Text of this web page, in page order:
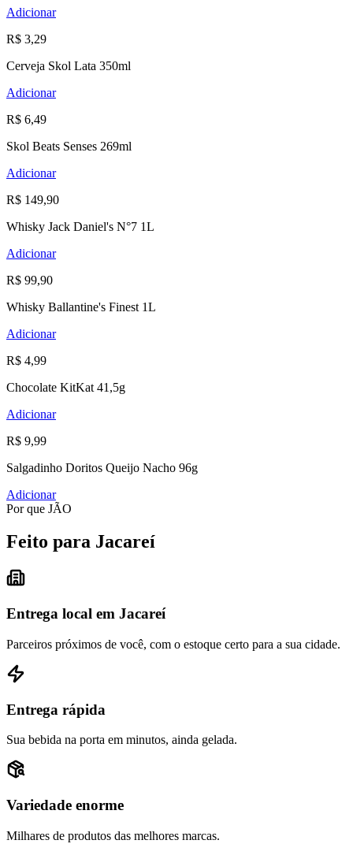
Adicionar
R$ 3,29
Cerveja Skol Lata 350ml
Adicionar
R$ 6,49
Skol Beats Senses 269ml
Adicionar
R$ 149,90
Whisky Jack Daniel's N°7 1L
Adicionar
R$ 99,90
Whisky Ballantine's Finest 1L
Adicionar
R$ 4,99
Chocolate KitKat 41,5g
Adicionar
R$ 9,99
Salgadinho Doritos Queijo Nacho 96g
Adicionar
Por que JÃO
Feito para Jacareí
Entrega local em Jacareí
Parceiros próximos de você, com o estoque certo para a sua cidade.
Entrega rápida
Sua bebida na porta em minutos, ainda gelada.
Variedade enorme
Milhares de produtos das melhores marcas.